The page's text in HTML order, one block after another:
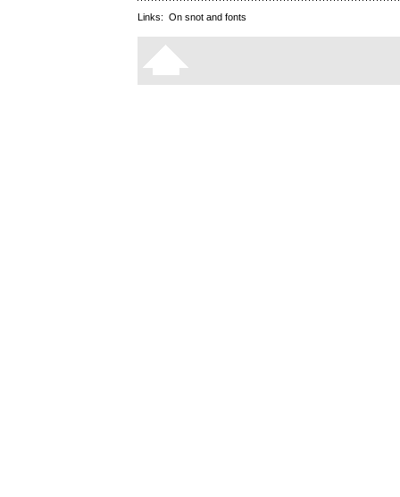
Links: On snot and fonts